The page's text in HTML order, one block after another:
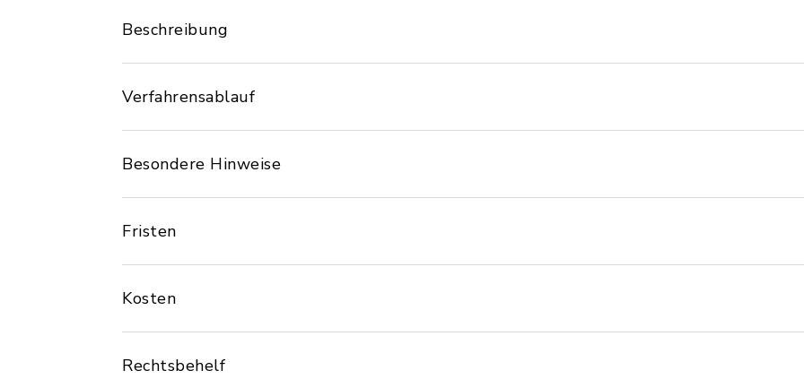
Beschreibung
Verfahrensablauf
Besondere Hinweise
Fristen
Kosten
Rechtsbehelf